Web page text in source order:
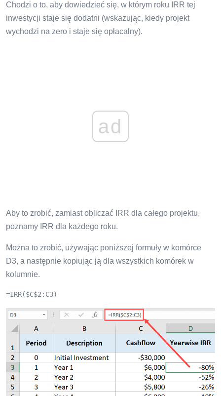
Chodzi o to, aby dowiedzieć się, w którym roku IRR tej
inwestycji staje się dodatni (wskazując, kiedy projekt
wychodzi na zero i staje się opłacalny).
ad
Aby to zrobić, zamiast obliczać IRR dla całego projektu,
poznamy IRR dla każdego roku.
Można to zrobić, używając poniższej formuły w komórce
D3, a następnie kopiując ją dla wszystkich komórek w
kolumnie.
=IRR($C$2:C3)